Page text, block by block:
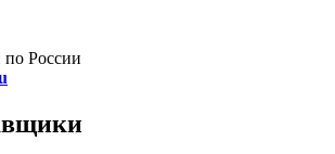
по России